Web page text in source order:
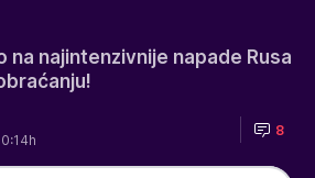
na najintenzivnije napade Rusa
8